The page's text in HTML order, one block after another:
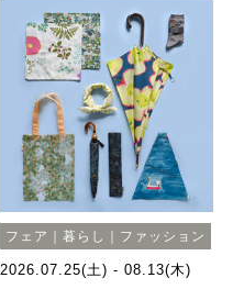
フェア｜暮らし｜ファッション
2026.07.25(土) - 08.13(木)